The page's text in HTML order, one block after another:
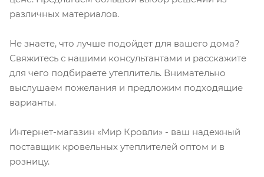
различных материалов.
Не знаете, что лучше подойдет для вашего дома?
Свяжитесь с нашими консультантами и расскажите
для чего подбираете утеплитель. Внимательно
выслушаем пожелания и предложим подходящие
варианты.
Интернет-магазин «Мир Кровли» - ваш надежный
поставщик кровельных утеплителей оптом и в
розницу.